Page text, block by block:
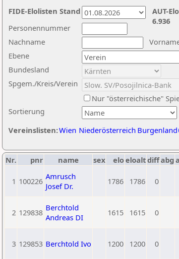
Nachname
Ebene
Sortierung
Personennummer
Bundesland
Spgem./Kreis/Verein
Nur "österreichische"
Vereinslisten:Wien Niederösterreich Burgenland
AUT-
6.936
FIDE-Elolisten Stand
Nr. pnr name sex eloeloaltdiffabg
1 100226 Amrusch
Josef Dr.
1786 1786 0
2 129838 Berchtold
Andreas DI
1615 1615 0
3 129853 Berchtold Ivo 1200 1200 0